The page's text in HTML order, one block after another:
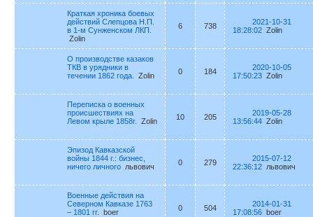
Краткая хроника боевых
действий Слепцова Н.П.
в 1-м Сунженском ЛКП.
Zolin
6 738
2021-10-31
18:28:02 Zolin
О производстве казаков
ТКВ в урядники в
течении 1862 года.
Zolin 0 184
2020-10-05
17:50:23 Zolin
Переписка о военных
происшествиях на
Левом крыле 1858г.
Zolin 10 205
2019-05-28
13:56:44 Zolin
Эпизод Кавказской
войны 1844 г.: бизнес,
ничего личного львович 0 279
2015-07-12
22:36:12 львович
Военные действия на
Северном Кавказе 1763
– 1801 гг.
boer 0 504
2014-01-31
17:08:56 boer